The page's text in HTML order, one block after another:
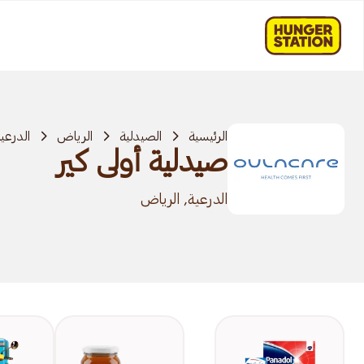
الرئيسية الصيدلية الرياض
صيدلية أولى كير
الدرعية, الرياض